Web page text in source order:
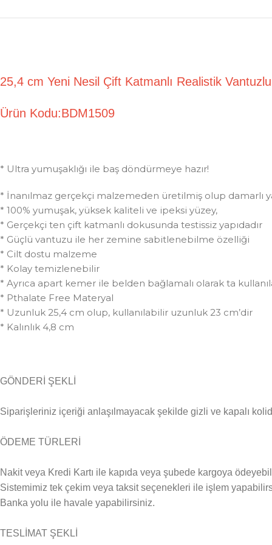
25,4 cm Yeni Nesil Çift Katmanlı Realistik
Ürün Kodu:BDM1509
* Ultra yumuşaklığı ile baş döndürmeye hazır!
* İnanılmaz gerçekçi malzemeden üretilmiş olup damarlı
* 100% yumuşak, yüksek kaliteli ve ipeksi yüzey,
* Gerçekçi ten çift katmanlı dokusunda testissiz yapıdadır
* Güçlü vantuzu ile her zemine sabitlenebilme özelliği
* Cilt dostu malzeme
* Kolay temizlenebilir
* Ayrıca apart kemer ile belden bağlamalı olarak ta
* Pthalate Free Materyal
* Uzunluk 25,4 cm olup, kullanılabilir uzunluk 23 cm’dir
* Kalınlık 4,8 cm
GÖNDERİ ŞEKLİ
Siparişleriniz içeriği anlaşılmayacak şekilde gizli ve kapalı
ÖDEME TÜRLERİ
Nakit veya Kredi Kartı ile kapıda veya şubede kargoya
Sistemimiz tek çekim veya taksit seçenekleri ile işlem
Banka yolu ile havale yapabilirsiniz.
TESLİMAT ŞEKLİ